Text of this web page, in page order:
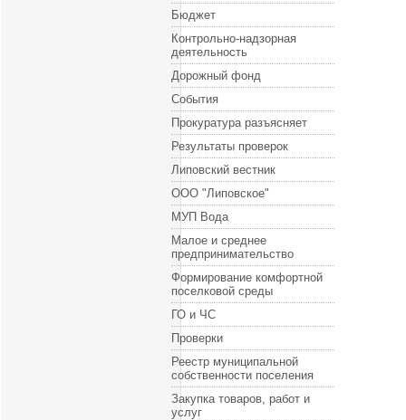
Бюджет
Контрольно-надзорная
деятельность
Дорожный фонд
События
Прокуратура разъясняет
Результаты проверок
Липовский вестник
ООО "Липовское"
МУП Вода
Малое и среднее
предпринимательство
Формирование комфортной
поселковой среды
ГО и ЧС
Проверки
Реестр муниципальной
собственности поселения
Закупка товаров, работ и
услуг